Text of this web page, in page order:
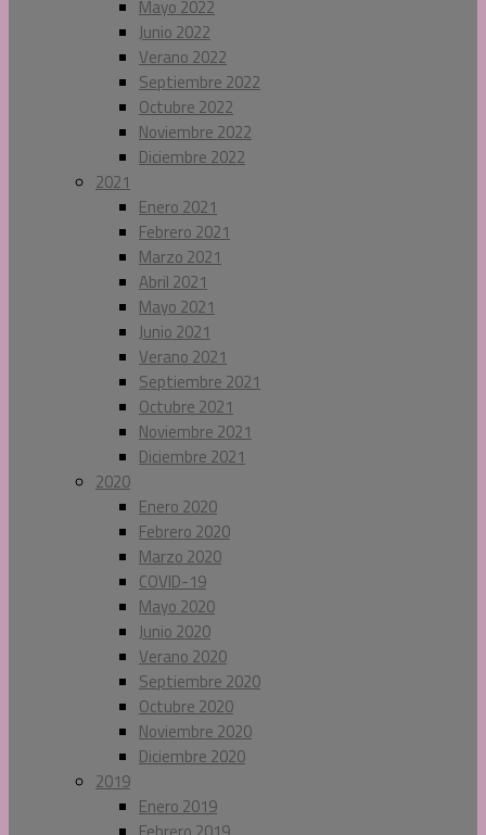
Mayo 2022
Junio 2022
Verano 2022
Septiembre 2022
Octubre 2022
Noviembre 2022
Diciembre 2022
2021
Enero 2021
Febrero 2021
Marzo 2021
Abril 2021
Mayo 2021
Junio 2021
Verano 2021
Septiembre 2021
Octubre 2021
Noviembre 2021
Diciembre 2021
2020
Enero 2020
Febrero 2020
Marzo 2020
COVID-19
Mayo 2020
Junio 2020
Verano 2020
Septiembre 2020
Octubre 2020
Noviembre 2020
Diciembre 2020
2019
Enero 2019